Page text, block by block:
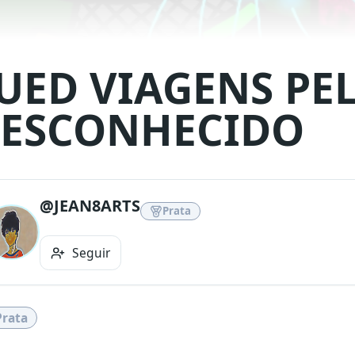
VIAGENS
@JEAN8ARTS Prata
Seguir